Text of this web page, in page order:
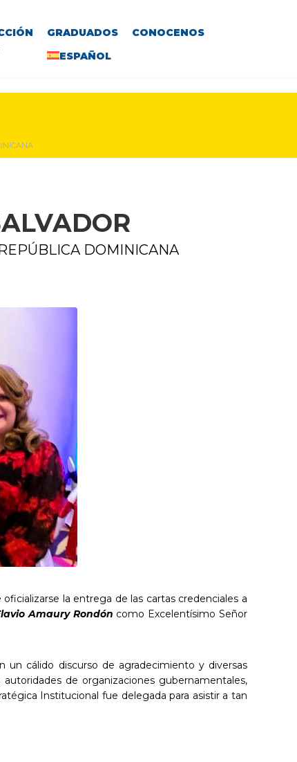
GRADUADOS
CONOCENOS
ESPAÑOL
DOMINICANA
la entrega de las cartas credenciales a
Amaury Rondón como Excelentísimo Señor
cálido discurso de agradecimiento y diversas
de organizaciones gubernamentales,
Institucional fue delegada para asistir a tan